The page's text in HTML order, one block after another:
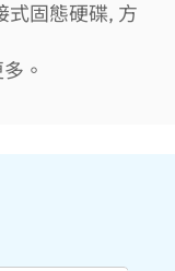
式固態硬碟, 方
。